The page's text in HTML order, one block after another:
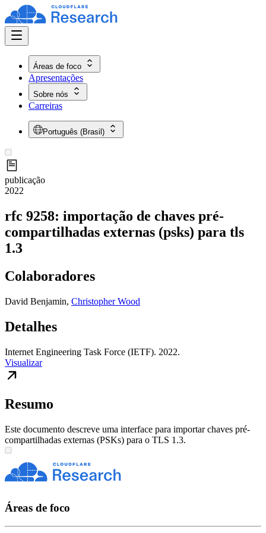
Áreas de foco
Apresentações
Sobre nós
Carreiras
Português (Brasil)
publicação
2022
rfc 9258: importação de chaves pré-
compartilhadas externas (psks) para tls
1.3
Colaboradores
David Benjamin, Christopher Wood
Detalhes
Internet Engineering Task Force (IETF). 2022.
Visualizar
Resumo
Este documento descreve uma interface para importar chaves pré-
compartilhadas externas (PSKs) para o TLS 1.3.
Áreas de foco